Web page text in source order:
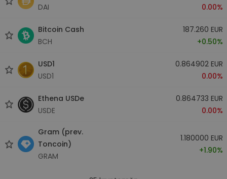
DAI
0.00%
Bitcoin Cash
BCH
187.260 EUR
+0.50%
USD1
USD1
0.864902 EUR
0.00%
Ethena USDe
USDE
0.864733 EUR
0.00%
Gram (prev.
Toncoin)
GRAM
1.180000 EUR
+1.90%